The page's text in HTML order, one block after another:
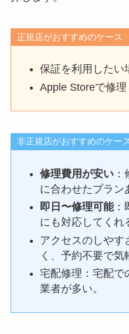
正規店がおすすめのケース
保証を利用したい
Apple Storeで修
非正規店がおすすめのケー
修理費用が安い
に合わせたプラン
即日〜修理可能：
にも対応してくれ
アクセスのしやす
く、予約不要で気
宅配修理：宅配で
業者が多い。